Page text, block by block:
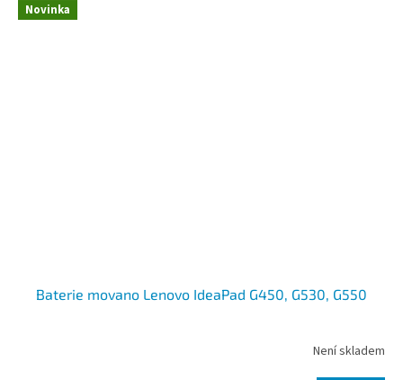
Novinka
Baterie movano Lenovo IdeaPad G450, G530, G550
Není skladem